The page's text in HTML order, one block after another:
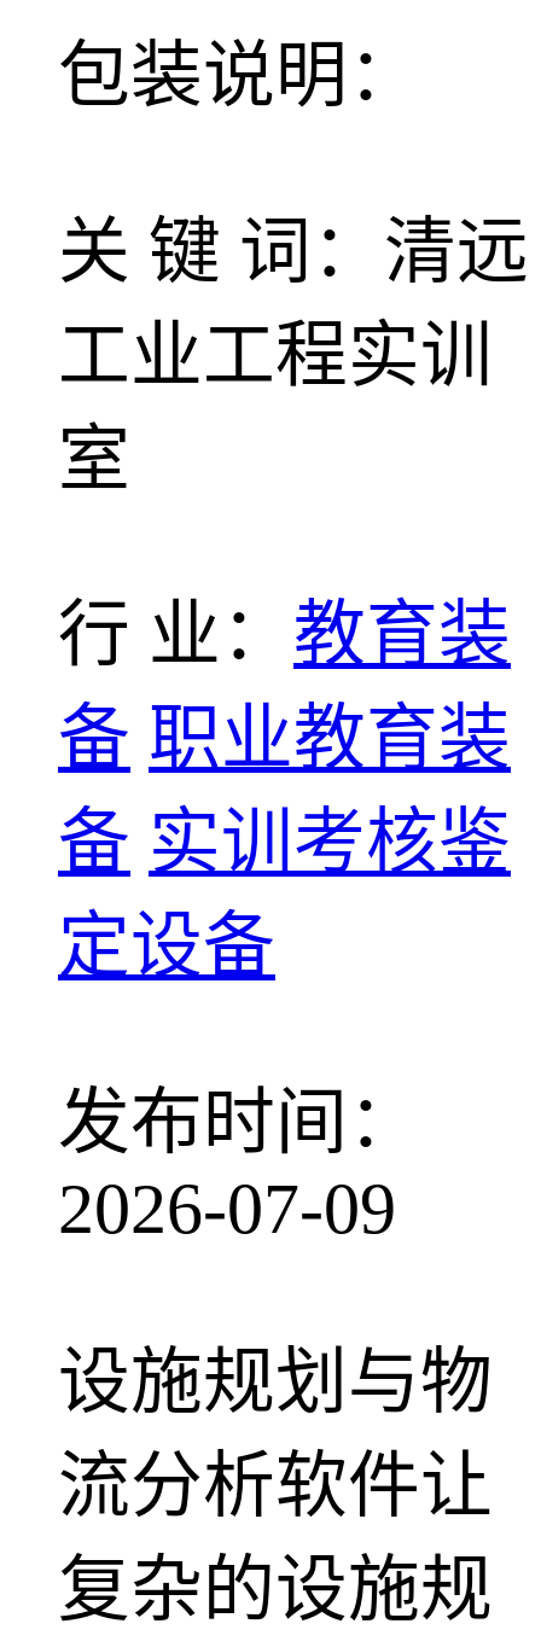
包装说明：
关 键 词：清远
工业工程实训
室
行 业： 教育装
备 职业教育装
备 实训考核鉴
定设备
发布时间：
2026-07-09
设施规划与物
流分析软件让
复杂的设施规